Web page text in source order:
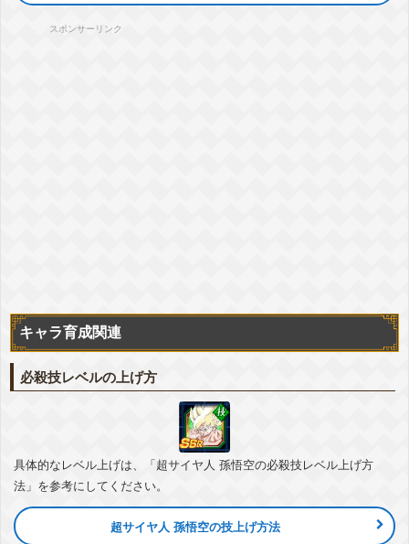
▽編成おすすめカテゴリ
劇場版HERO
スタンバイ
劇場版HERO 孫悟空の系譜 超サイヤ人 親子の絆
地球育ちの戦士
『入魂の必殺技』超サイヤ人孫悟飯(青年期)
気力 +3 ATK +30% DEF +5% 敵のDEF低下 -10%
▽編成おすすめカテゴリ
孫悟空の系譜 超サイヤ人
地球を守りし英雄
スポンサーリンク
キャラ育成関連
必殺技レベルの上げ方
具体的なレベル上げは、「超サイヤ人 孫悟空の必殺技レベル上げ方
法」を参考にしてください。
超サイヤ人 孫悟空の技上げ方法